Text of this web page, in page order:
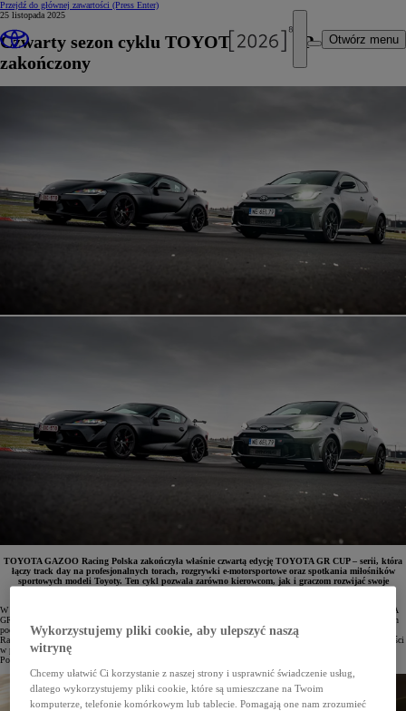
Przejdź do głównej zawartości (Press Enter)
Otwórz menu
25 listopada 2025
Czwarty sezon cyklu TOYOTA GR CUP
zakończony
TOYOTA GAZOO Racing Polska zakończyła właśnie czwartą edycję TOYOTA GR CUP – serii, która
łączy track day na profesjonalnych torach, rozgrywki e-motorsportowe oraz spotkania miłośników
sportowych modeli Toyoty. Ten cykl pozwala zarówno kierowcom, jak i graczom rozwijać swoje
W rywalizacji TOYOTA GR CUP DIGITAL uczestnicy mierzyli się w e-motorsporcie, natomiast w TOYOTA
GR CUP właściciele aut z gamy GAZOO Racing oraz innych sportowych modeli Toyoty ścigali się na torach
podczas wydarzeń typu track day. Zmagania odbywały się od kwietnia do października w ramach zawodów
Race Cup oraz Classicauto Cup. W części e-motorsportowej niemal każdy mógł spróbować swoich możliwości
w popularnej, łatwo dostępnej grze Forza Motorsport, w turniejach współtworzonych przez Forza Motorsport
Polska i Budda Play.
Wykorzystujemy pliki cookie, aby ulepszyć naszą
witrynę
Chcemy ułatwić Ci korzystanie z naszej strony i usprawnić świadczenie usług,
dlatego wykorzystujemy pliki cookie, które są umieszczane na Twoim
komputerze, telefonie komórkowym lub tablecie. Pomagają one nam zrozumieć